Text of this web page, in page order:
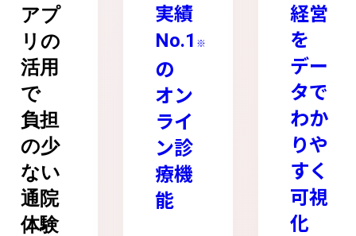
アプ
リの
活用
で
負担
の少
ない
通院
体験
実績
No.1 ※
の
オン
ライ
ン診
療機
能
経営
を
デー
タで
わか
りや
すく
可視
化